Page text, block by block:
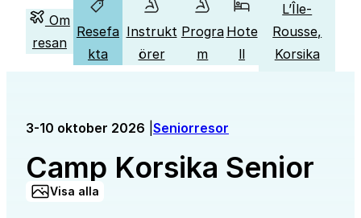
Om
resan
Resefa
kta
Instrukt
örer
Progra
m
Hote
ll
L’Île-
Rousse,
Korsika
3-10 oktober 2026 Seniorresor
Camp Korsika Senior
Visa alla